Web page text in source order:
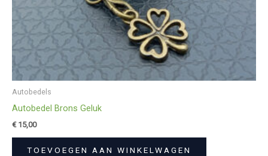
Autobedels
Autobedel Brons Geluk
€15,00
TOEVOEGEN AAN WINKELWAGEN